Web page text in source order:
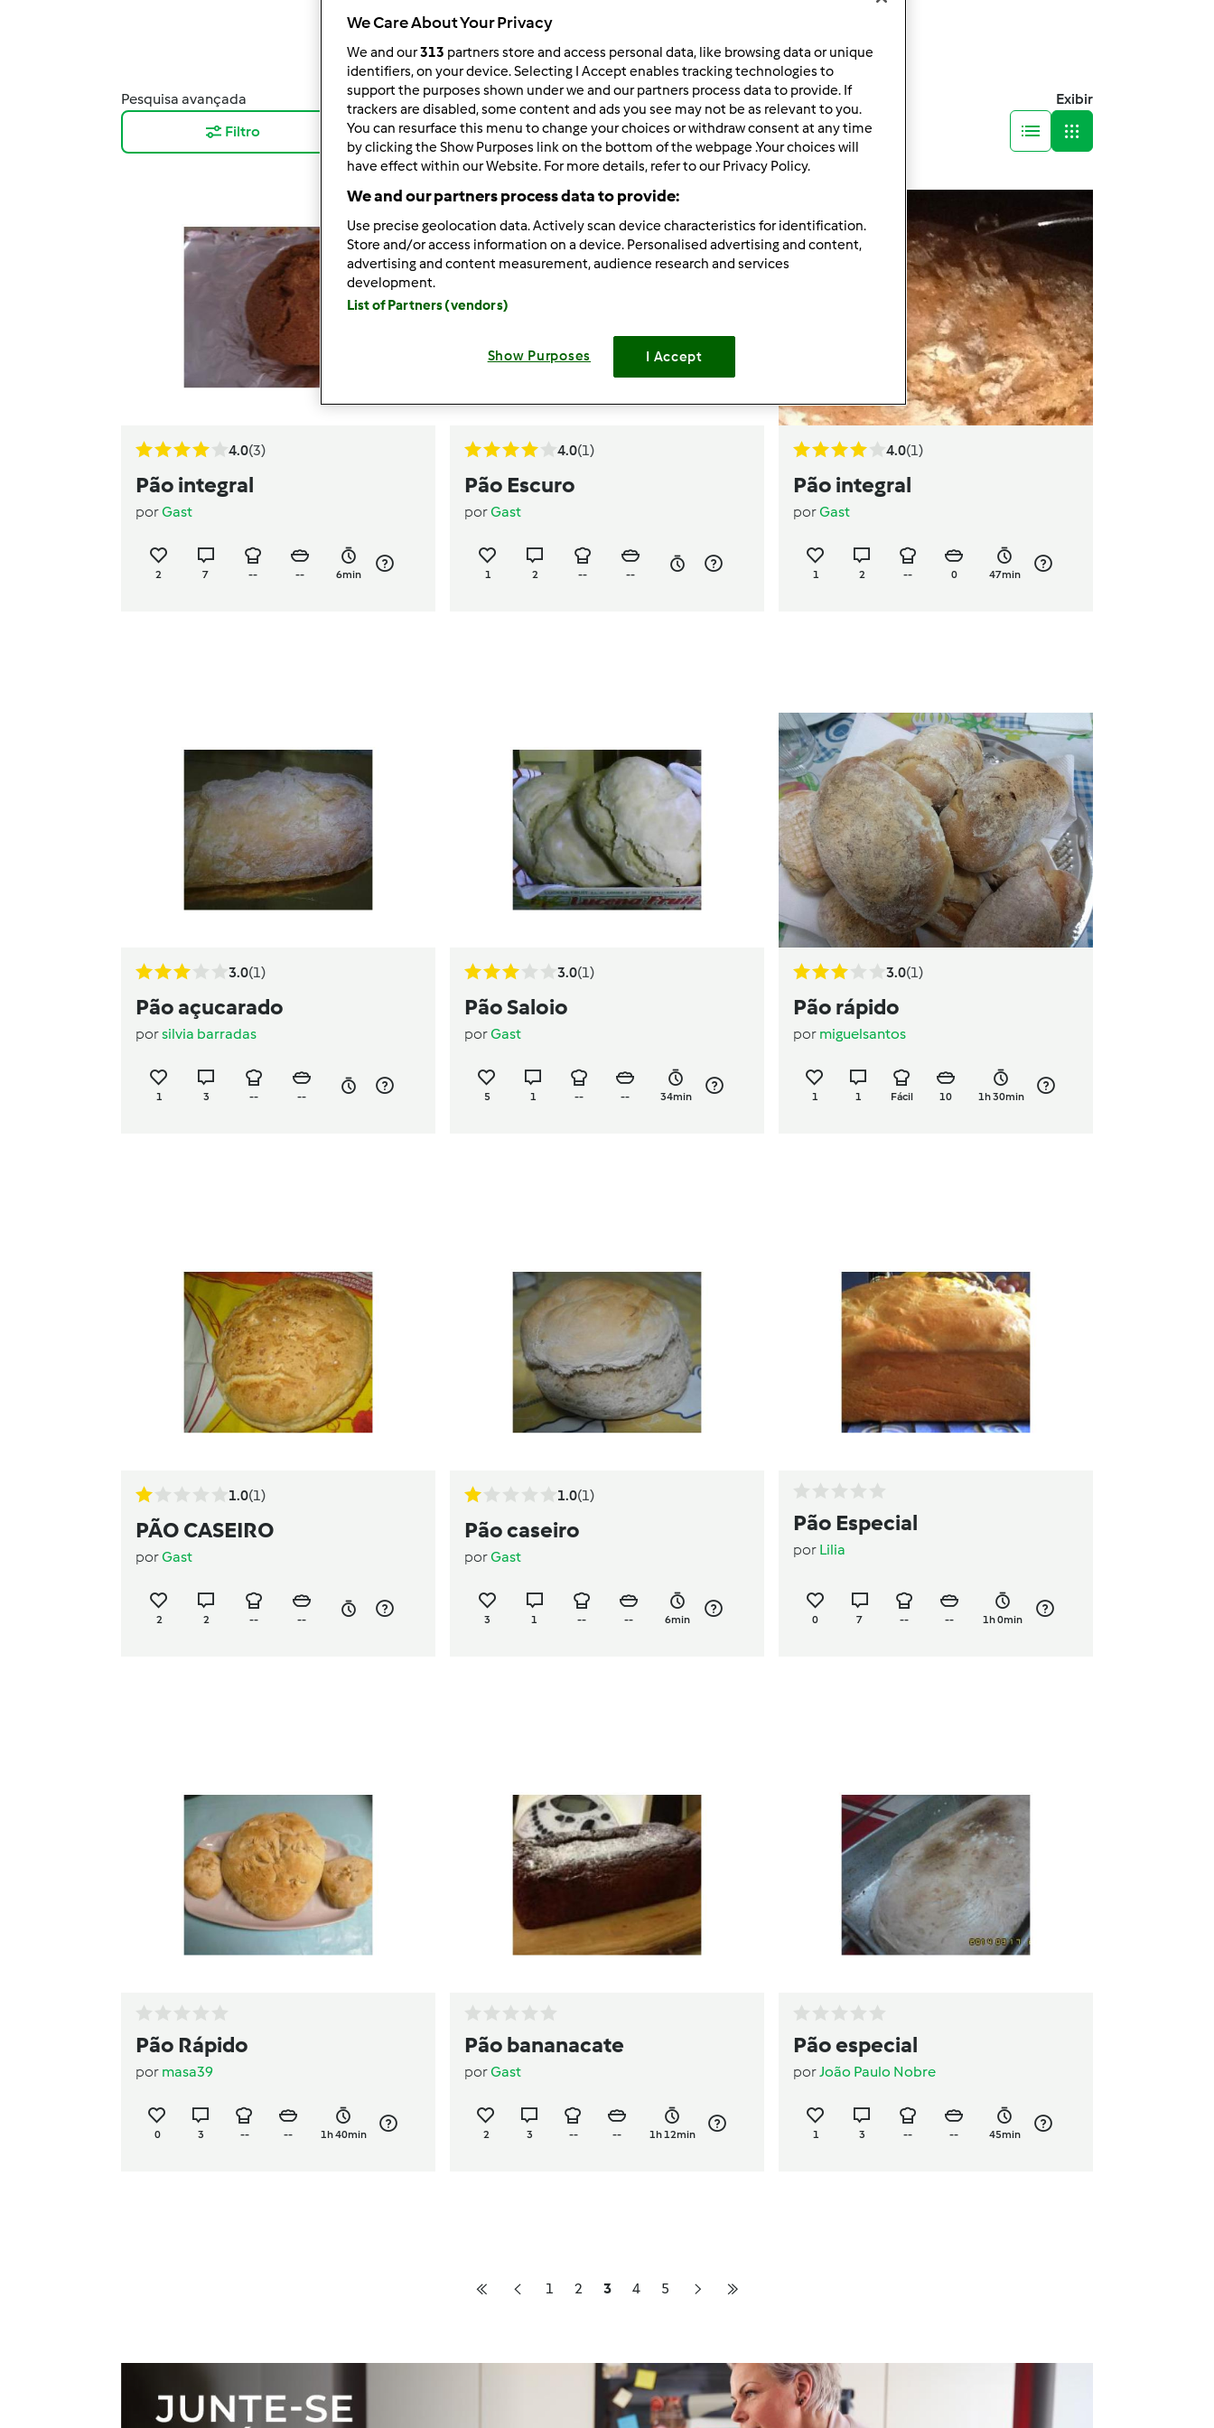
536resultados para:
Pesquisa avançada
Filtro
Resultados por página:
12
Ordenar por:
Predefinido
Exibir
4.0(3)
Pão integral
porGast
2 7 -- -- 6min
4.0(1)
Pão Escuro
porGast
1 2 -- --
4.0(1)
Pão integral
porGast
1 2 -- 0 47min
3.0(1)
Pão açucarado
porsilvia barradas
1 3 -- --
3.0(1)
Pão Saloio
porGast
5 1 -- -- 34min
3.0(1)
Pão rápido
por miguelsantos
1 1 Fácil 10 1h 30min
1.0(1)
PÃO CASEIRO
porGast
2 2 -- --
1.0(1)
Pão caseiro
porGast
3 1 -- -- 6min
Pão Especial
por Lilia
0 7 -- -- 1h 0min
Pão Rápido
por masa39
0 3 -- -- 1h 40min
Pão bananacate
porGast
2 3 -- -- 1h 12min
Pão especial
porJoão Paulo Nobre
1 3 -- -- 45min
1 2 3 4 5
We Care About Your Privacy
We and our313 partners store and access personal data, like browsing data or unique
identifiers, on your device. Selecting I Accept enables tracking technologies to
support the purposes shown under we and our partners process data to provide. If
trackers are disabled, some content and ads you see may not be as relevant to you.
You can resurface this menu to change your choices or withdraw consent at any time
by clicking the Show Purposes link on the bottom of the webpage .Your choices will
have effect within our Website. For more details, refer to our Privacy Policy.
We and our partners process data to provide:
Use precise geolocation data. Actively scan device characteristics for identification.
Store and/or access information on a device. Personalised advertising and content,
advertising and content measurement, audience research and services
development.
List of Partners (vendors)
Show Purposes I Accept